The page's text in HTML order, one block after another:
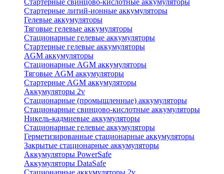
Стартерные свинцово-кислотные аккумуляторы
Стартерные литий-ионные аккумуляторы
Гелевые аккумуляторы
Тяговые гелевые аккумуляторы
Стационарные гелевые аккумуляторы
Стартерные гелевые аккумуляторы
AGM аккумуляторы
Стационарные AGM аккумуляторы
Тяговые AGM аккумуляторы
Стартерные AGM аккумуляторы
Аккумуляторы 2v
Стационарные (промышленные) аккумуляторы
Стационарные свинцово-кислотные аккумуляторы
Никель-кадмиевые аккумуляторы
Стационарные гелевые аккумуляторы
Герметизированные стационарные аккумуляторы
Закрытые стационарные аккумуляторы
Аккумуляторы PowerSafe
Аккумуляторы DataSafe
Стационарные аккумуляторы 2v